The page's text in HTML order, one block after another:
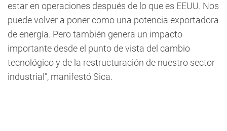
estar en operaciones después de lo que es EEUU. Nos
puede volver a poner como una potencia exportadora
de energía. Pero también genera un impacto
importante desde el punto de vista del cambio
tecnológico y de la restructuración de nuestro sector
industrial", manifestó Sica.